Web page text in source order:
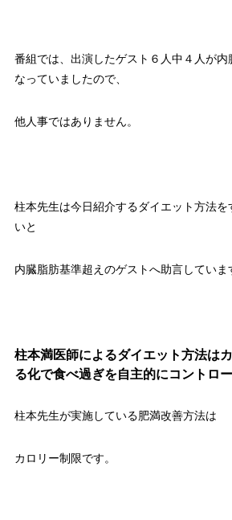
番組では、出演したゲスト６人中４人が内
なっていましたので、
他人事ではありません。
柱本先生は今日紹介するダイエット方法を
いと
内臓脂肪基準超えのゲストへ助言していま
柱本満医師によるダイエット方法は
る化で食べ過ぎを自主的にコントロ
柱本先生が実施している肥満改善方法は
カロリー制限です。